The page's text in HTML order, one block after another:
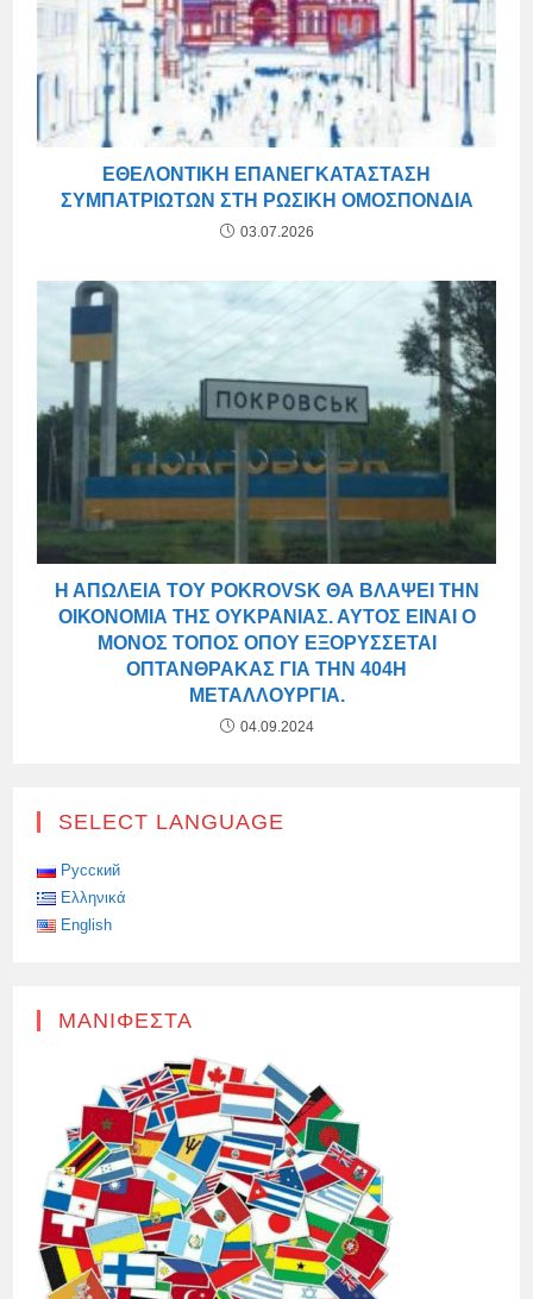
ΕΘΕΛΟΝΤΙΚΉ ΕΠΑΝΕΓΚΑΤΆΣΤΑΣΗ
ΣΥΜΠΑΤΡΙΩΤΏΝ ΣΤΗ ΡΩΣΙΚΉ ΟΜΟΣΠΟΝΔΊΑ
03.07.2026
Η ΑΠΏΛΕΙΑ ΤΟΥ POKROVSK ΘΑ ΒΛΆΨΕΙ ΤΗΝ
ΟΙΚΟΝΟΜΊΑ ΤΗΣ ΟΥΚΡΑΝΊΑΣ. ΑΥΤΌΣ ΕΊΝΑΙ Ο
ΜΌΝΟΣ ΤΌΠΟΣ ΌΠΟΥ ΕΞΟΡΎΣΣΕΤΑΙ
ΟΠΤΆΝΘΡΑΚΑΣ ΓΙΑ ΤΗΝ 404Η
ΜΕΤΑΛΛΟΥΡΓΊΑ.
04.09.2024
SELECT LANGUAGE
Русский
Ελληνικά
English
ΜΑΝΙΦΈΣΤΑ